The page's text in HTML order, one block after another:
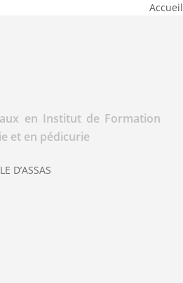
Accueil
en Institut de Formation
et en pédicurie
D’ASSAS